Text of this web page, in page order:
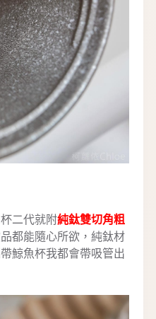
二代就附純鈦雙切角粗
都能隨心所欲，純鈦材
鯨魚杯我都會帶吸管出